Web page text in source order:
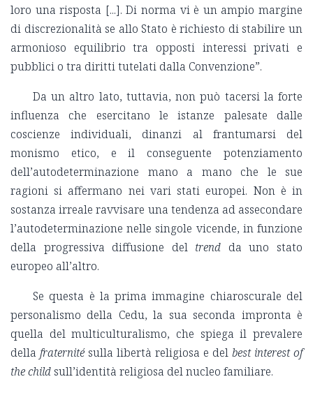
loro una risposta [...]. Di norma vi è un ampio margine
di discrezionalità se allo Stato è richiesto di stabilire un
armonioso equilibrio tra opposti interessi privati e
pubblici o tra diritti tutelati dalla Convenzione”.
Da un altro lato, tuttavia, non può tacersi la forte
influenza che esercitano le istanze palesate dalle
coscienze individuali, dinanzi al frantumarsi del
monismo etico, e il conseguente potenziamento
dell’autodeterminazione mano a mano che le sue
ragioni si affermano nei vari stati europei. Non è in
sostanza irreale ravvisare una tendenza ad assecondare
l’autodeterminazione nelle singole vicende, in funzione
della progressiva diffusione del trend da uno stato
europeo all’altro.
Se questa è la prima immagine chiaroscurale del
personalismo della Cedu, la sua seconda impronta è
quella del multiculturalismo, che spiega il prevalere
della fraternitésulla libertà religiosa e del best interest of
the child sull’identità religiosa del nucleo familiare.